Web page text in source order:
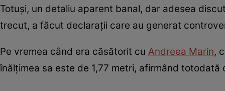
Totuși, un detaliu aparent banal, dar adesea
trecut, a făcut declarații care au generat
Pe vremea când era căsătorit cu Andreea Marin,
înălțimea sa este de 1,77 metri, afirmând totodată